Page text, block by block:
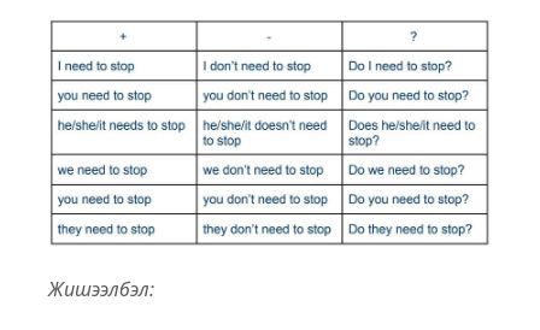
Жишээлбэл: